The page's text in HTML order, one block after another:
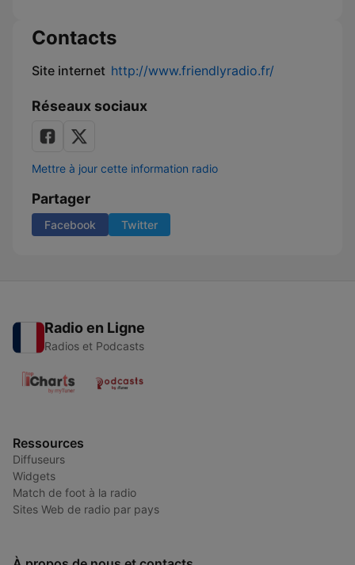
Contacts
Site internet http://www.friendlyradio.fr/
Réseaux sociaux
Mettre à jour cette information radio
Partager
Facebook Twitter
Radio en Ligne
Radios et Podcasts
Ressources
Diffuseurs
Widgets
Match de foot à la radio
Sites Web de radio par pays